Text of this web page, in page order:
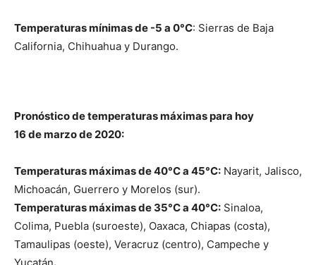
Temperaturas mínimas de -5 a 0°C: Sierras de Baja
California, Chihuahua y Durango.
Pronóstico de temperaturas máximas para hoy
16 de marzo de 2020:
Temperaturas máximas de 40°C a 45°C: Nayarit, Jalisco,
Michoacán, Guerrero y Morelos (sur).
Temperaturas máximas de 35°C a 40°C: Sinaloa,
Colima, Puebla (suroeste), Oaxaca, Chiapas (costa),
Tamaulipas (oeste), Veracruz (centro), Campeche y